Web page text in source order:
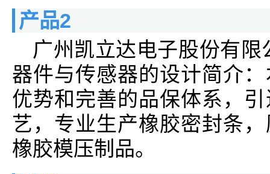
产品2
广州凯立达电子股份有
器件与传感器的设计简介
优势和完善的品保体系，
艺，专业生产橡胶密封条
橡胶模压制品。